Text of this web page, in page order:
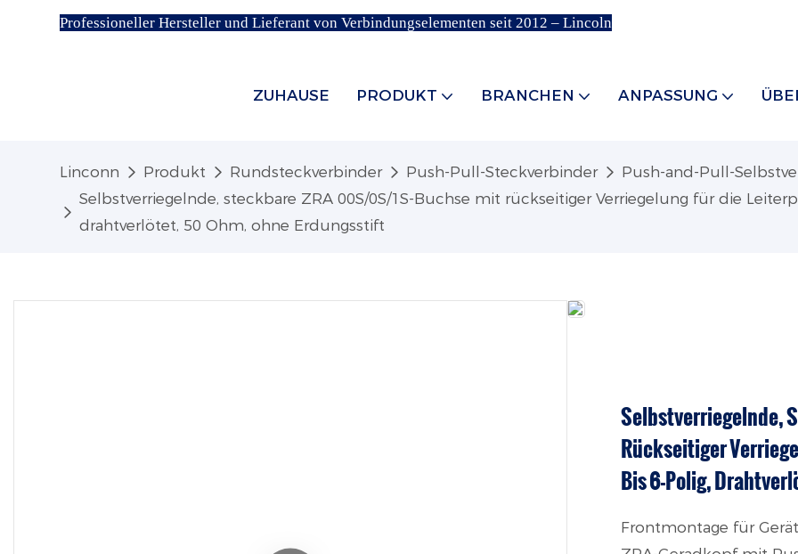
Professioneller Hersteller und Lieferant von Verbindungselementen seit 2012 – Lincoln
ZUHAUSE PRODUKT BRANCHEN ANPASSUNG
Linconn Produkt Rundsteckverbinder Push-Pull-Steckverbinder
Push-and-Pull-
Selbstverriegelnde, steckbare ZRA 00S/0S/1S-Buchse mit rückseitiger Verriegelung für die
drahtverlötet, 50 Ohm, ohne Erdungsstift
Selbstverriegelnde,
Rückseitiger
Bis 6-Polig,
Frontmontage für